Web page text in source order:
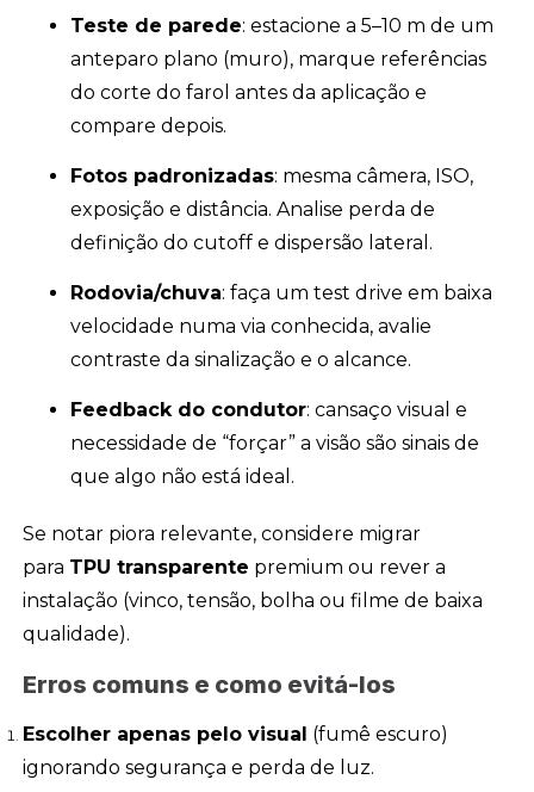
Teste de parede: estacione a 5–10 m de um
anteparo plano (muro), marque referências
do corte do farol antes da aplicação e
compare depois.
Fotos padronizadas: mesma câmera, ISO,
exposição e distância. Analise perda de
definição do cutoff e dispersão lateral.
Rodovia/chuva: faça um test drive em baixa
velocidade numa via conhecida, avalie
contraste da sinalização e o alcance.
Feedback do condutor: cansaço visual e
necessidade de “forçar” a visão são sinais de
que algo não está ideal.
Se notar piora relevante, considere migrar
para TPU transparente premium ou rever a
instalação (vinco, tensão, bolha ou filme de baixa
qualidade).
Erros comuns e como evitá-los
Escolher apenas pelo visual (fumê escuro)
ignorando segurança e perda de luz.